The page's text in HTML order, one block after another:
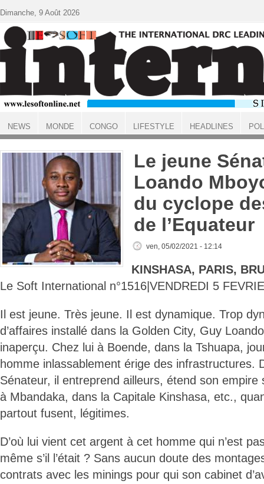
ACCUEIL
Le jeune
Loando
du cyclope
de l’Equateur
ven, 05/02/2021 - 12:14
KINSHASA, PARIS,
Le Soft International n°1516|VENDREDI 5
Il est jeune. Très jeune. Il est dynamique. Trop
d’affaires installé dans la Golden City, Guy
inaperçu. Chez lui à Boende, dans la Tshuapa,
homme inlassablement érige des infrastructures.
Sénateur, il entreprend ailleurs, étend son empire
à Mbandaka, dans la Capitale Kinshasa, etc.,
partout fusent, légitimes.
D’où lui vient cet argent à cet homme qui n’est
même s’il l’était ? Sans aucun doute des
contrats avec les minings pour qui son cabinet
Dimanche, 9 Août 2026
NEWS MONDE CONGO LIFESTYLE HEADLINES